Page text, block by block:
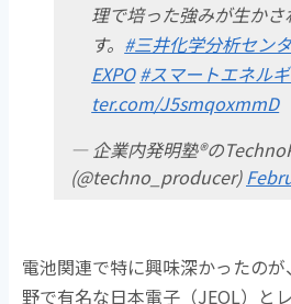
理で培った強みが生か
す。 #三井化学分析セン
EXPO #スマートエネル
ter.com/J5smqoxmmD
— 企業内発明塾®の
(@techno_producer)
電池関連で特に興味深かったの
野で有名な日本電子（JEOL）と